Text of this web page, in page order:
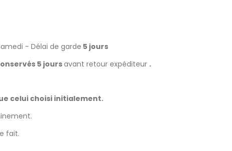
- Délai de garde 5 jours
5 joursavant retour expéditeur .
celui choisi initialement.
fait.